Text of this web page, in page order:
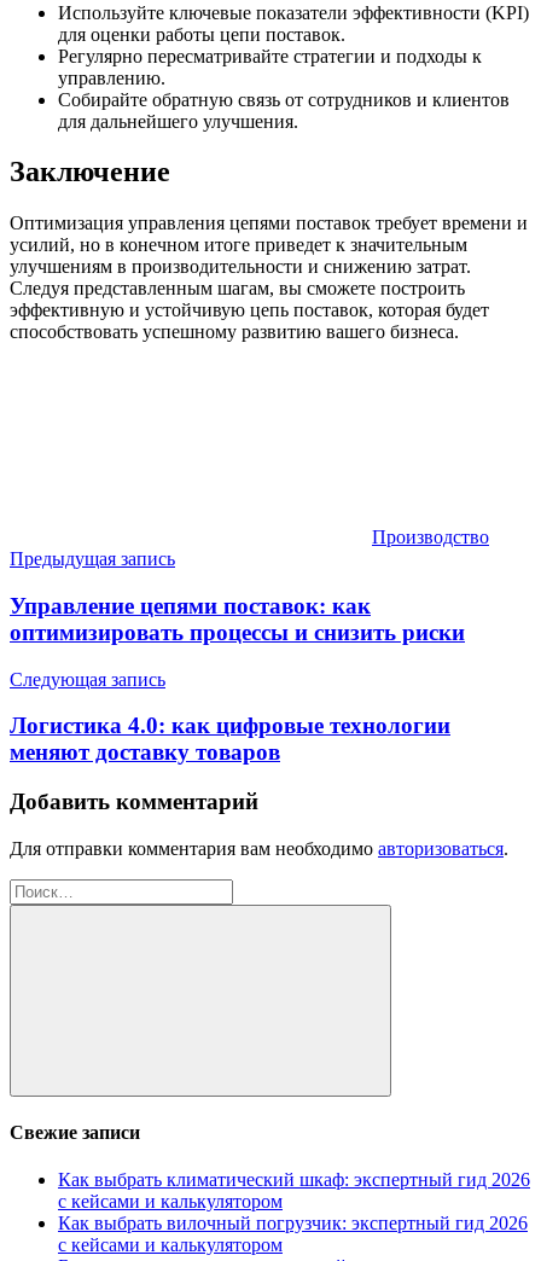
Используйте ключевые показатели эффективности (KPI)
для оценки работы цепи поставок.
Регулярно пересматривайте стратегии и подходы к
управлению.
Собирайте обратную связь от сотрудников и клиентов
для дальнейшего улучшения.
Заключение
Оптимизация управления цепями поставок требует времени и
усилий, но в конечном итоге приведет к значительным
улучшениям в производительности и снижению затрат.
Следуя представленным шагам, вы сможете построить
эффективную и устойчивую цепь поставок, которая будет
способствовать успешному развитию вашего бизнеса.
Производство
Навигация
по
записям
Предыдущая запись
Управление цепями поставок: как
оптимизировать процессы и снизить риски
Следующая запись
Логистика 4.0: как цифровые технологии
меняют доставку товаров
Добавить комментарий
Для отправки комментария вам необходимо авторизоваться.
Найти:
Поиск
Свежие записи
Как выбрать климатический шкаф: экспертный гид 2026
с кейсами и калькулятором
Как выбрать вилочный погрузчик: экспертный гид 2026
с кейсами и калькулятором